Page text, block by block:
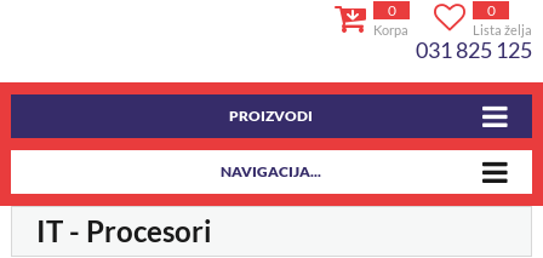
0
Lista želja
0
Korpa
031 825 125
PROIZVODI
NAVIGACIJA...
IT - Procesori